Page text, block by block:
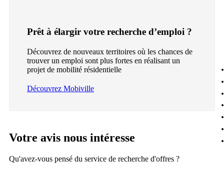
Prêt à élargir votre recherche d’emploi ?
Découvrez de nouveaux territoires où les chances de
trouver un emploi sont plus fortes en réalisant un
projet de mobilité résidentielle
Découvrez Mobiville
Votre avis nous intéresse
Qu'avez-vous pensé du service de recherche d'offres ?